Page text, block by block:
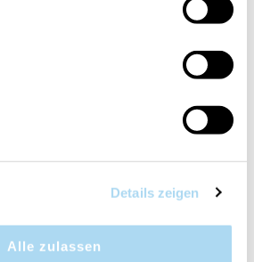
Details zeigen
Alle zulassen
Rose & Geranium